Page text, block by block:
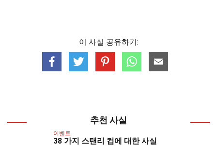
이 사실 공유하기:
추천 사실
이벤트
38 가지 스탠리 컵에 대한 사실